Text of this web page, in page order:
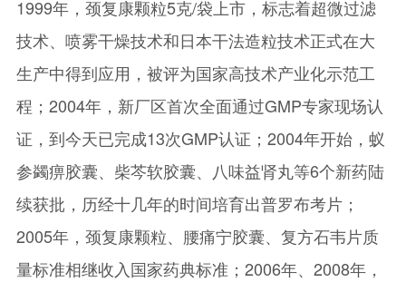
1999年，颈复康颗粒5克/袋上市，标志着超微过滤
技术、喷雾干燥技术和日本干法造粒技术正式在大
生产中得到应用，被评为国家高技术产业化示范工
程；2004年，新厂区首次全面通过GMP专家现场认
证，到今天已完成13次GMP认证；2004年开始，蚁
参蠲痹胶囊、柴芩软胶囊、八味益肾丸等6个新药陆
续获批，历经十几年的时间培育出普罗布考片；
2005年，颈复康颗粒、腰痛宁胶囊、复方石韦片质
量标准相继收入国家药典标准；2006年、2008年，